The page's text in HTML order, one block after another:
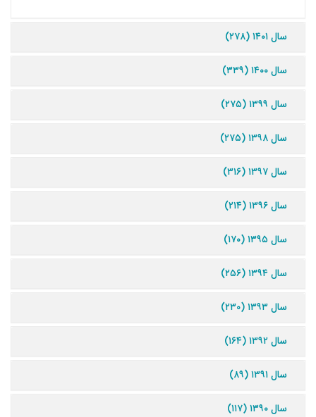
سال ۱۴۰۱ (۲۷۸)
سال ۱۴۰۰ (۳۳۹)
سال ۱۳۹۹ (۲۷۵)
سال ۱۳۹۸ (۲۷۵)
سال ۱۳۹۷ (۳۱۶)
سال ۱۳۹۶ (۲۱۴)
سال ۱۳۹۵ (۱۷۰)
سال ۱۳۹۴ (۲۵۶)
سال ۱۳۹۳ (۲۳۰)
سال ۱۳۹۲ (۱۶۴)
سال ۱۳۹۱ (۸۹)
سال ۱۳۹۰ (۱۱۷)